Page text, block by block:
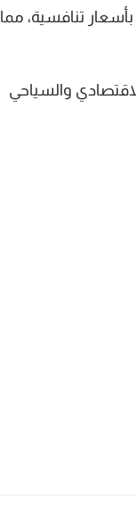
المدينتين يومي الثلاثاء والسبت على الساعة 7.03 صباحا بأسعار تنافسية، مما
والسياحي